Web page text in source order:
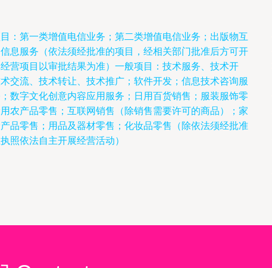
：第一类增值电信业务；第二类增值电信业务；出版物互
息服务（依法须经批准的项目，经相关部门批准后方可开
营项目以审批结果为准）一般项目：技术服务、技术开
交流、技术转让、技术推广；软件开发；信息技术咨询服
数字文化创意内容应用服务；日用百货销售；服装服饰零
农产品零售；互联网销售（除销售需要许可的商品）；家
品零售；用品及器材零售；化妆品零售（除依法须经批准
照依法自主开展经营活动）